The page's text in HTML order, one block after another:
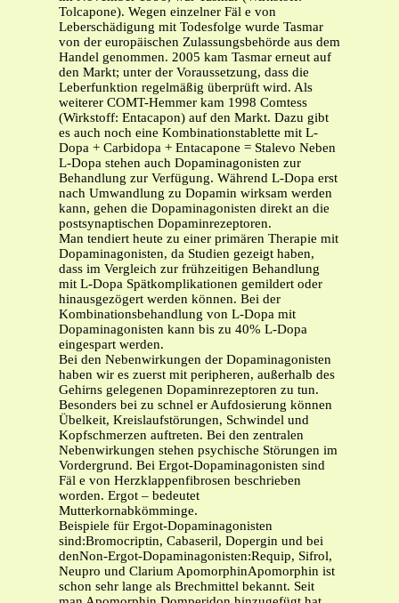
Tolcapone). Wegen einzelner Fäl e von
Leberschädigung mit Todesfolge wurde Tasmar
von der europäischen Zulassungsbehörde aus dem
Handel genommen. 2005 kam Tasmar erneut auf
den Markt; unter der Voraussetzung, dass die
Leberfunktion regelmäßig überprüft wird. Als
weiterer COMT-Hemmer kam 1998 Comtess
(Wirkstoff: Entacapon) auf den Markt. Dazu gibt
es auch noch eine Kombinationstablette mit L-
Dopa + Carbidopa + Entacapone = Stalevo Neben
L-Dopa stehen auch Dopaminagonisten zur
Behandlung zur Verfügung. Während L-Dopa erst
nach Umwandlung zu Dopamin wirksam werden
kann, gehen die Dopaminagonisten direkt an die
postsynaptischen Dopaminrezeptoren.
Man tendiert heute zu einer primären Therapie mit
Dopaminagonisten, da Studien gezeigt haben,
dass im Vergleich zur frühzeitigen Behandlung
mit L-Dopa Spätkomplikationen gemildert oder
hinausgezögert werden können. Bei der
Kombinationsbehandlung von L-Dopa mit
Dopaminagonisten kann bis zu 40% L-Dopa
eingespart werden.
Bei den Nebenwirkungen der Dopaminagonisten
haben wir es zuerst mit peripheren, außerhalb des
Gehirns gelegenen Dopaminrezeptoren zu tun.
Besonders bei zu schnel er Aufdosierung können
Übelkeit, Kreislaufstörungen, Schwindel und
Kopfschmerzen auftreten. Bei den zentralen
Nebenwirkungen stehen psychische Störungen im
Vordergrund. Bei Ergot-Dopaminagonisten sind
Fäl e von Herzklappenfibrosen beschrieben
worden. Ergot – bedeutet
Mutterkornabkömminge.
Beispiele für Ergot-Dopaminagonisten
sind:Bromocriptin, Cabaseril, Dopergin und bei
denNon-Ergot-Dopaminagonisten:Requip, Sifrol,
Neupro und Clarium ApomorphinApomorphin ist
schon sehr lange als Brechmittel bekannt. Seit